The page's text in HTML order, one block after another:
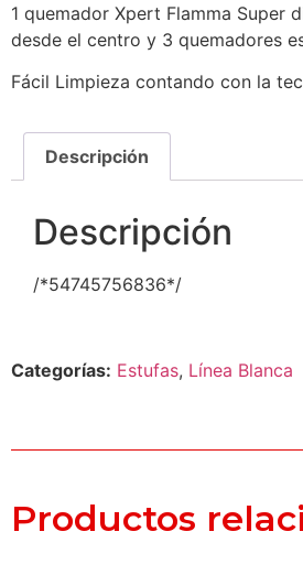
1 quemador Xpert Flamma Super
desde el centro y 3 quemadores
Fácil Limpieza contando con la
Descripción
Descripción
/*54745756836*/
Categorías: Estufas, Línea Blanca
Productos